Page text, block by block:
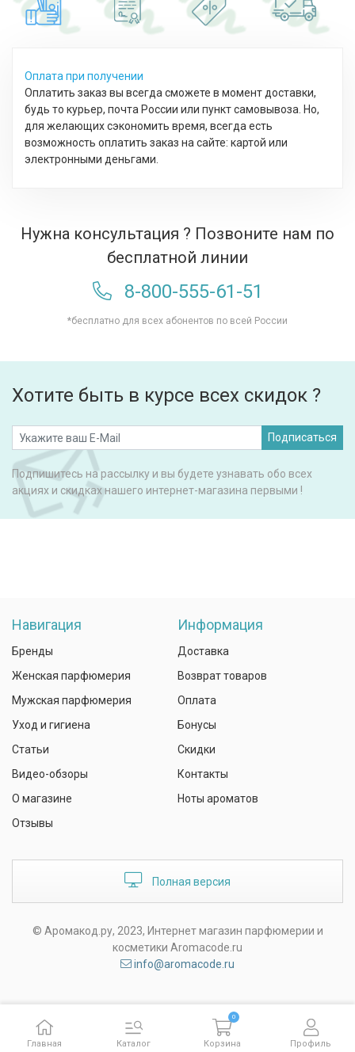
Оплата при получении
Оплатить заказ вы всегда сможете в момент доставки,
будь то курьер, почта России или пункт самовывоза. Но,
для желающих сэкономить время, всегда есть
возможность оплатить заказ на сайте: картой или
электронными деньгами.
Нужна консультация ? Позвоните нам по
бесплатной линии
8-800-555-61-51
*бесплатно для всех абонентов по всей России
Хотите быть в курсе всех скидок ?
Подписаться
Подпишитесь на рассылку и вы будете узнавать обо всех
акциях и скидках нашего интернет-магазина первыми !
Навигация
Бренды
Женская парфюмерия
Мужская парфюмерия
Уход и гигиена
Статьи
Видео-обзоры
О магазине
Отзывы
Информация
Доставка
Возврат товаров
Оплата
Бонусы
Скидки
Контакты
Ноты ароматов
Полная версия
© Аромакод.ру, 2023, Интернет магазин парфюмерии и
косметики Aromacode.ru
info@aromacode.ru
Главная Каталог Корзина
0
Профиль